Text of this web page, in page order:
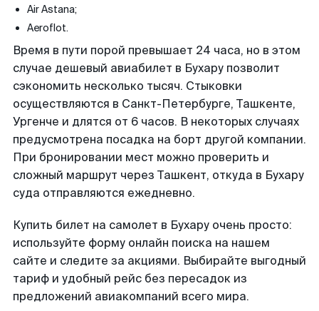
Air Astana;
Aeroflot.
Время в пути порой превышает 24 часа, но в этом
случае дешевый авиабилет в Бухару позволит
сэкономить несколько тысяч. Стыковки
осуществляются в Санкт-Петербурге, Ташкенте,
Ургенче и длятся от 6 часов. В некоторых случаях
предусмотрена посадка на борт другой компании.
При бронировании мест можно проверить и
сложный маршрут через Ташкент, откуда в Бухару
суда отправляются ежедневно.
Купить билет на самолет в Бухару очень просто:
используйте форму онлайн поиска на нашем
сайте и следите за акциями. Выбирайте выгодный
тариф и удобный рейс без пересадок из
предложений авиакомпаний всего мира.